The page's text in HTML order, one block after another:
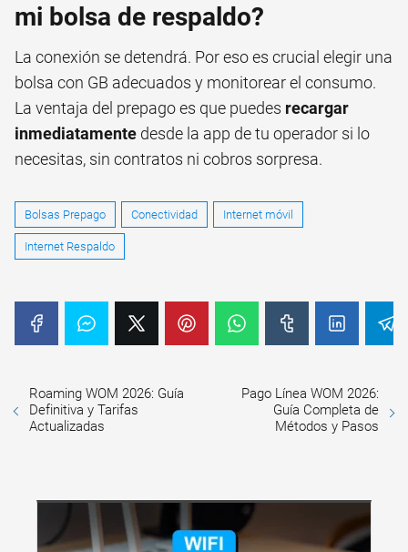
mi bolsa de respaldo?
La conexión se detendrá. Por eso es crucial elegir una
bolsa con GB adecuados y monitorear el consumo.
La ventaja del prepago es que puedes recargar
inmediatamente desde la app de tu operador si lo
necesitas, sin contratos ni cobros sorpresa.
Bolsas Prepago Conectividad Internet móvil
Internet Respaldo
Roaming WOM 2026: Guía
Definitiva y Tarifas
Actualizadas
Pago Línea WOM 2026:
Guía Completa de
Métodos y Pasos